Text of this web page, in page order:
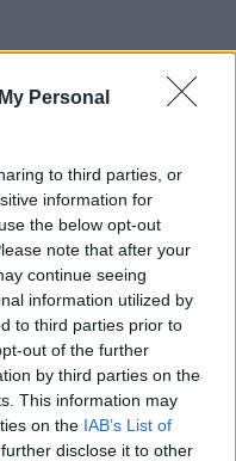
Personal
to third parties, or
information for
the below opt-out
note that after your
continue seeing
information utilized by
to third parties prior to
out of the further
by third parties on the
This information may
on the IAB’s List of
disclose it to other